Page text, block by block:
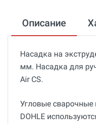
Описание
Насадка на
мм. Насадка для
Air CS.
Угловые сварочные
DOHLE